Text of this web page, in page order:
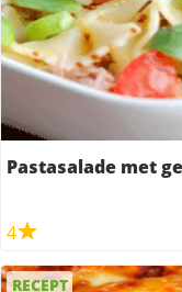
Pastasalade met
4
RECEPT